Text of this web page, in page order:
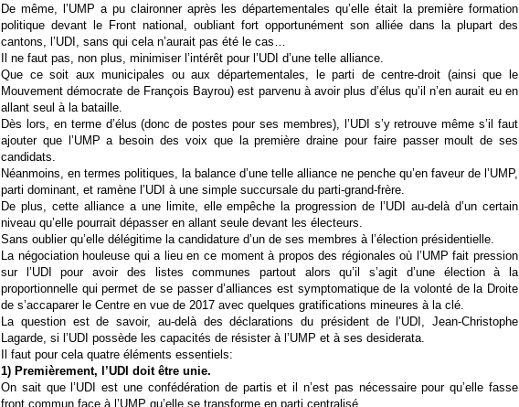
De même, l’UMP a pu claironner après les départementales qu’elle était la première formation
politique devant le Front national, oubliant fort opportunément son alliée dans la plupart des
cantons, l’UDI, sans qui cela n’aurait pas été le cas…
Il ne faut pas, non plus, minimiser l’intérêt pour l’UDI d’une telle alliance.
Que ce soit aux municipales ou aux départementales, le parti de centre-droit (ainsi que le
Mouvement démocrate de François Bayrou) est parvenu à avoir plus d’élus qu’il n’en aurait eu en
allant seul à la bataille.
Dès lors, en terme d’élus (donc de postes pour ses membres), l’UDI s’y retrouve même s’il faut
ajouter que l’UMP a besoin des voix que la première draine pour faire passer moult de ses
candidats.
Néanmoins, en termes politiques, la balance d’une telle alliance ne penche qu’en faveur de l’UMP,
parti dominant, et ramène l’UDI à une simple succursale du parti-grand-frère.
De plus, cette alliance a une limite, elle empêche la progression de l’UDI au-delà d’un certain
niveau qu’elle pourrait dépasser en allant seule devant les électeurs.
Sans oublier qu’elle délégitime la candidature d’un de ses membres à l’élection présidentielle.
La négociation houleuse qui a lieu en ce moment à propos des régionales où l’UMP fait pression
sur l’UDI pour avoir des listes communes partout alors qu’il s’agit d’une élection à la
proportionnelle qui permet de se passer d’alliances est symptomatique de la volonté de la Droite
de s’accaparer le Centre en vue de 2017 avec quelques gratifications mineures à la clé.
La question est de savoir, au-delà des déclarations du président de l’UDI, Jean-Christophe
Lagarde, si l’UDI possède les capacités de résister à l’UMP et à ses desiderata.
Il faut pour cela quatre éléments essentiels:
1) Premièrement, l’UDI doit être unie.
On sait que l’UDI est une confédération de partis et il n’est pas nécessaire pour qu’elle fasse
front commun face à l’UMP qu’elle se transforme en parti centralisé.